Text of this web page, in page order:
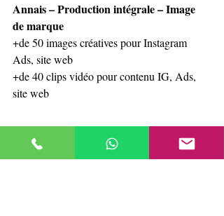
Annais – Production intégrale – Image
de marque
+de 50 images créatives pour Instagram
Ads, site web
+de 40 clips vidéo pour contenu IG, Ads,
site web